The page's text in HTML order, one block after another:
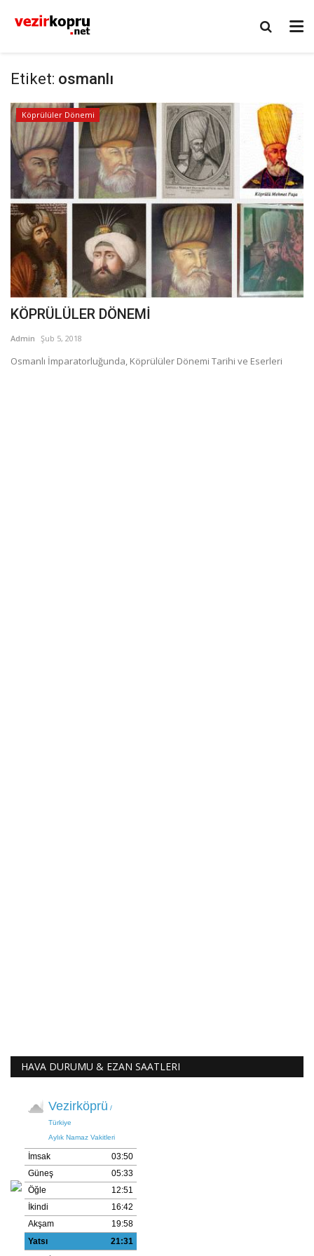
Etiket: osmanlı
Köprülüler Dönemi
KÖPRÜLÜLER DÖNEMİ
Admin Şub 5, 2018
Osmanlı İmparatorluğunda, Köprülüler Dönemi Tarihi ve Eserleri
HAVA DURUMU & EZAN SAATLERI